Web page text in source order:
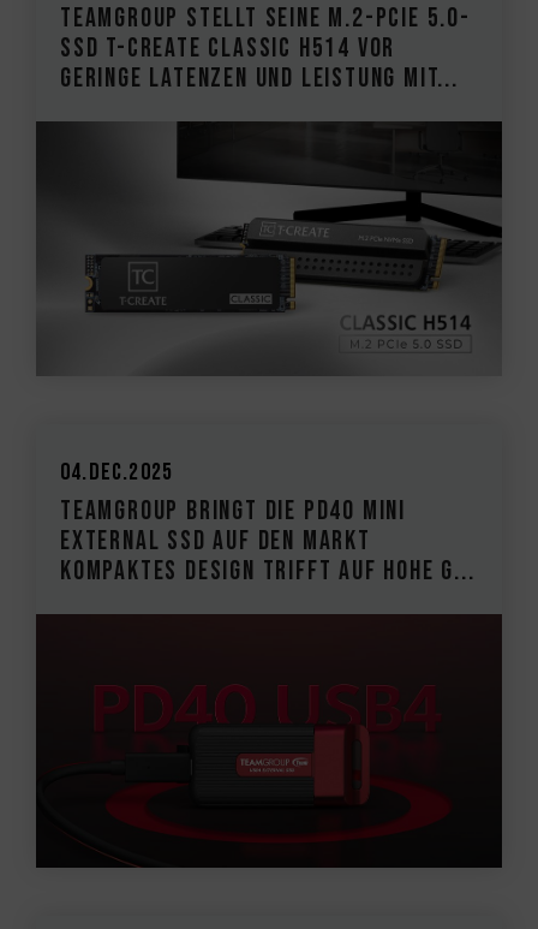
TEAMGROUP stellt seine M.2-PCIe 5.0-
SSD T-CREATE CLASSIC H514 vor
Geringe Latenzen und Leistung mit...
04.Dec.2025
TEAMGROUP bringt die PD40 Mini
External SSD auf den Markt
Kompaktes Design trifft auf hohe G...